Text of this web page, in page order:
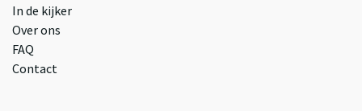
In de kijker
Over ons
FAQ
Contact